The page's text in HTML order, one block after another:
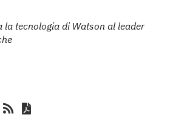
la tecnologia di Watson al leader